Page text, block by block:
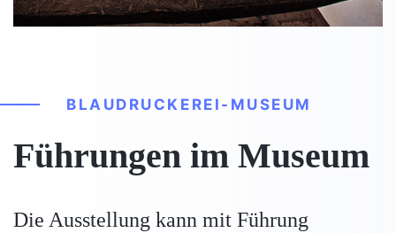
BLAUDRUCKEREI-MUSEUM
Führungen im Museum
Die Ausstellung kann mit Führung